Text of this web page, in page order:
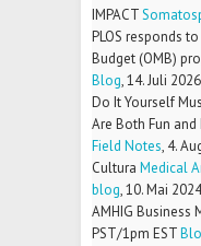
IMPACT
PLOS responds
Budget (OMB)
Blog,14. Juli 2026
Do It Yourself
Are Both Fun
Field Notes, 4.
Cultura Medical
blog,10. Mai 2024
AMHIG Business
PST/1pm EST